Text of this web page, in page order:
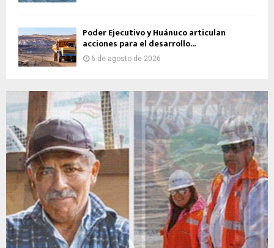
Poder Ejecutivo y Huánuco articulan
acciones para el desarrollo...
6 de agosto de 2026